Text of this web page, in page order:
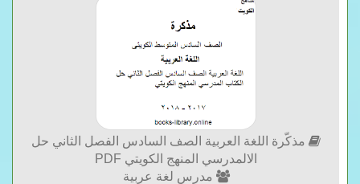
مذكّرة اللغة العربية الصف السادس الفصل الثاني حل
الالمدرسي المنهج الكويتي PDF
مدرس لغة عربية